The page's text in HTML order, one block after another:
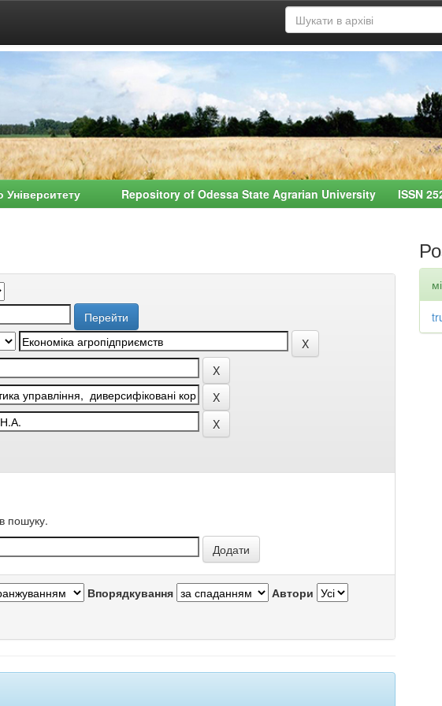
Університету Repository of Odessa State Agrarian University ISSN
пошуку.
Впорядкування Автори